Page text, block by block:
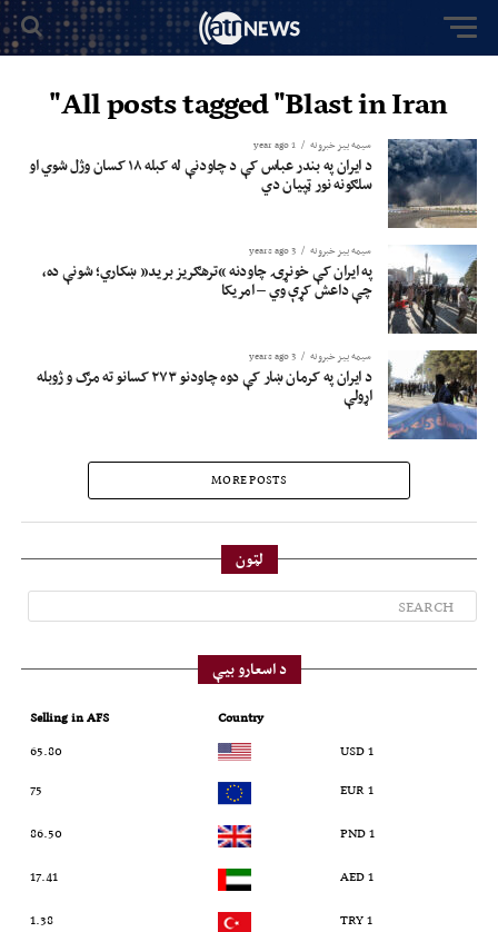
All posts tagged "Blast in Iran"
سیمه ییز خبرونه 1 year ago
د ایران په بندر عباس کې د چاودنې له کبله ۱۸ کسان وژل شوي او
سلګونه نور ټپیان دي
سیمه ییز خبرونه 3 years ago
په ایران کې خونړۍ چاودنه “ترهګریز برید” ښکاري؛ شونې ده،
چې داعش کړې وي – امریکا
سیمه ییز خبرونه 3 years ago
د ایران په کرمان ښار کې دوه چاودنو ۲۷۳ کسانو ته مرګ و ژوبله
اړولې
MORE POSTS
لټون
د اسعارو بیې
Country
Selling in AFS
1 USD
65.80
1 EUR
75
1 PND
86.50
1 AED
17.41
1 TRY
1.38